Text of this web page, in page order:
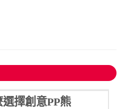
擇創意PP熊